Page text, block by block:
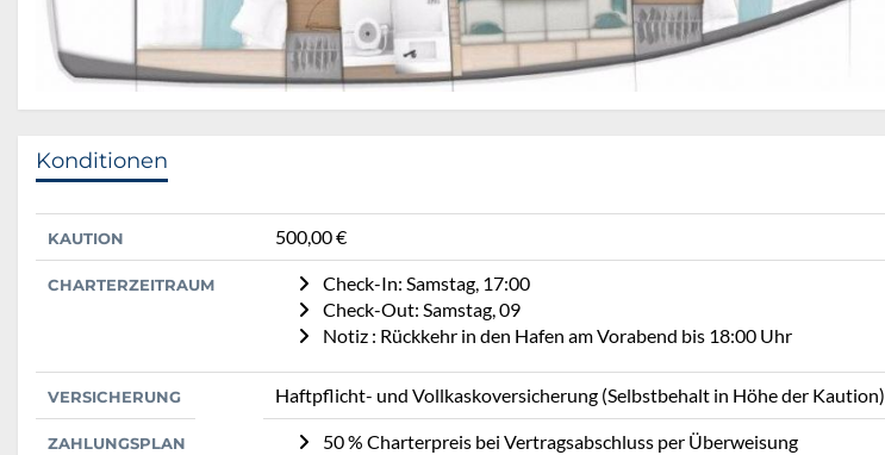
Konditionen
KAUTION 500,00 €
CHARTERZEITRAUM
Check-In: Samstag, 17:00
Check-Out: Samstag, 09
Notiz : Rückkehr in den Hafen am Vorabend bis 18:00 Uhr
VERSICHERUNG Haftpflicht- und Vollkaskoversicherung (Selbstbehalt in Höhe der Kaution)
ZAHLUNGSPLAN
50 % Charterpreis bei Vertragsabschluss per Überweisung